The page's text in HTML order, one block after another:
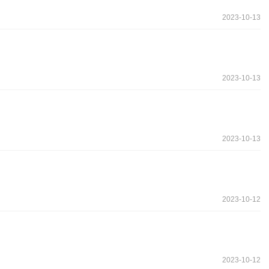
2023-10-13
2023-10-13
2023-10-13
2023-10-12
2023-10-12